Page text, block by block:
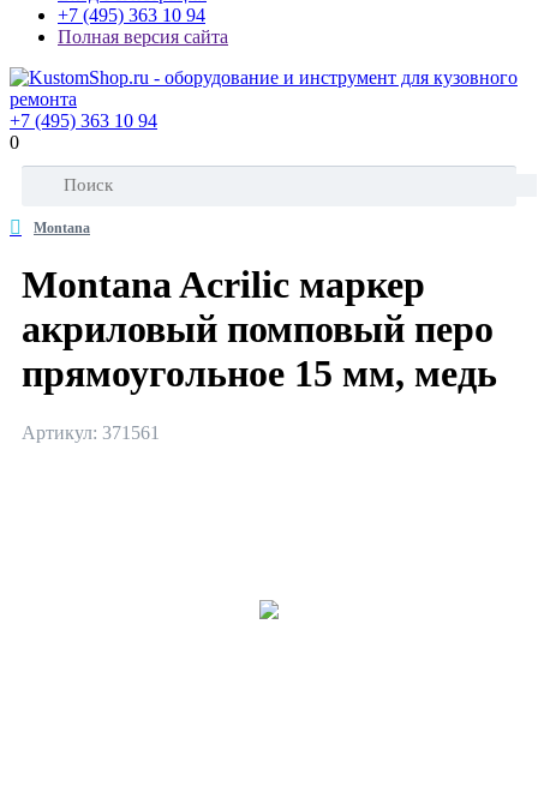
+7 (495) 363 10 94
Полная версия сайта
+7 (495) 363 10 94
0
Montana
Montana Acrilic маркер
акриловый помповый перо
прямоугольное 15 мм, медь
Артикул: 371561